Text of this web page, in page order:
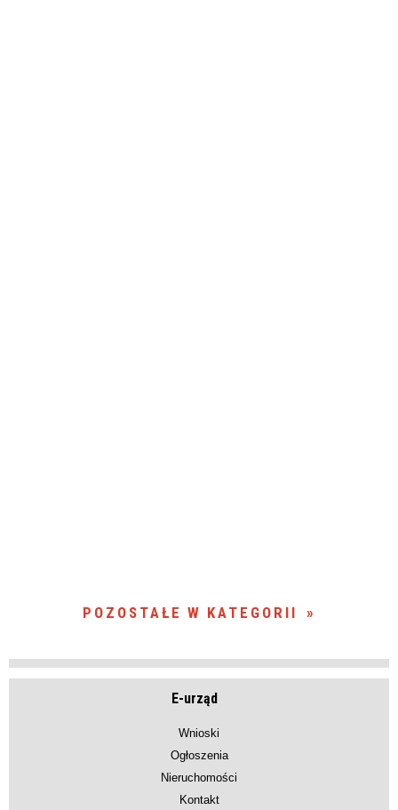
POZOSTAŁE W KATEGORII
E-urząd
Wnioski
Ogłoszenia
Nieruchomości
Kontakt